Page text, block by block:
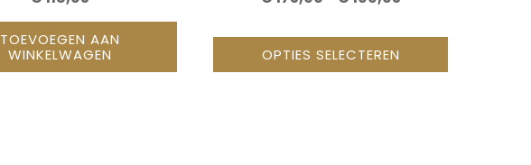
TOEVOEGEN AAN
WINKELWAGEN
TOT
OPTIES SELECTEREN